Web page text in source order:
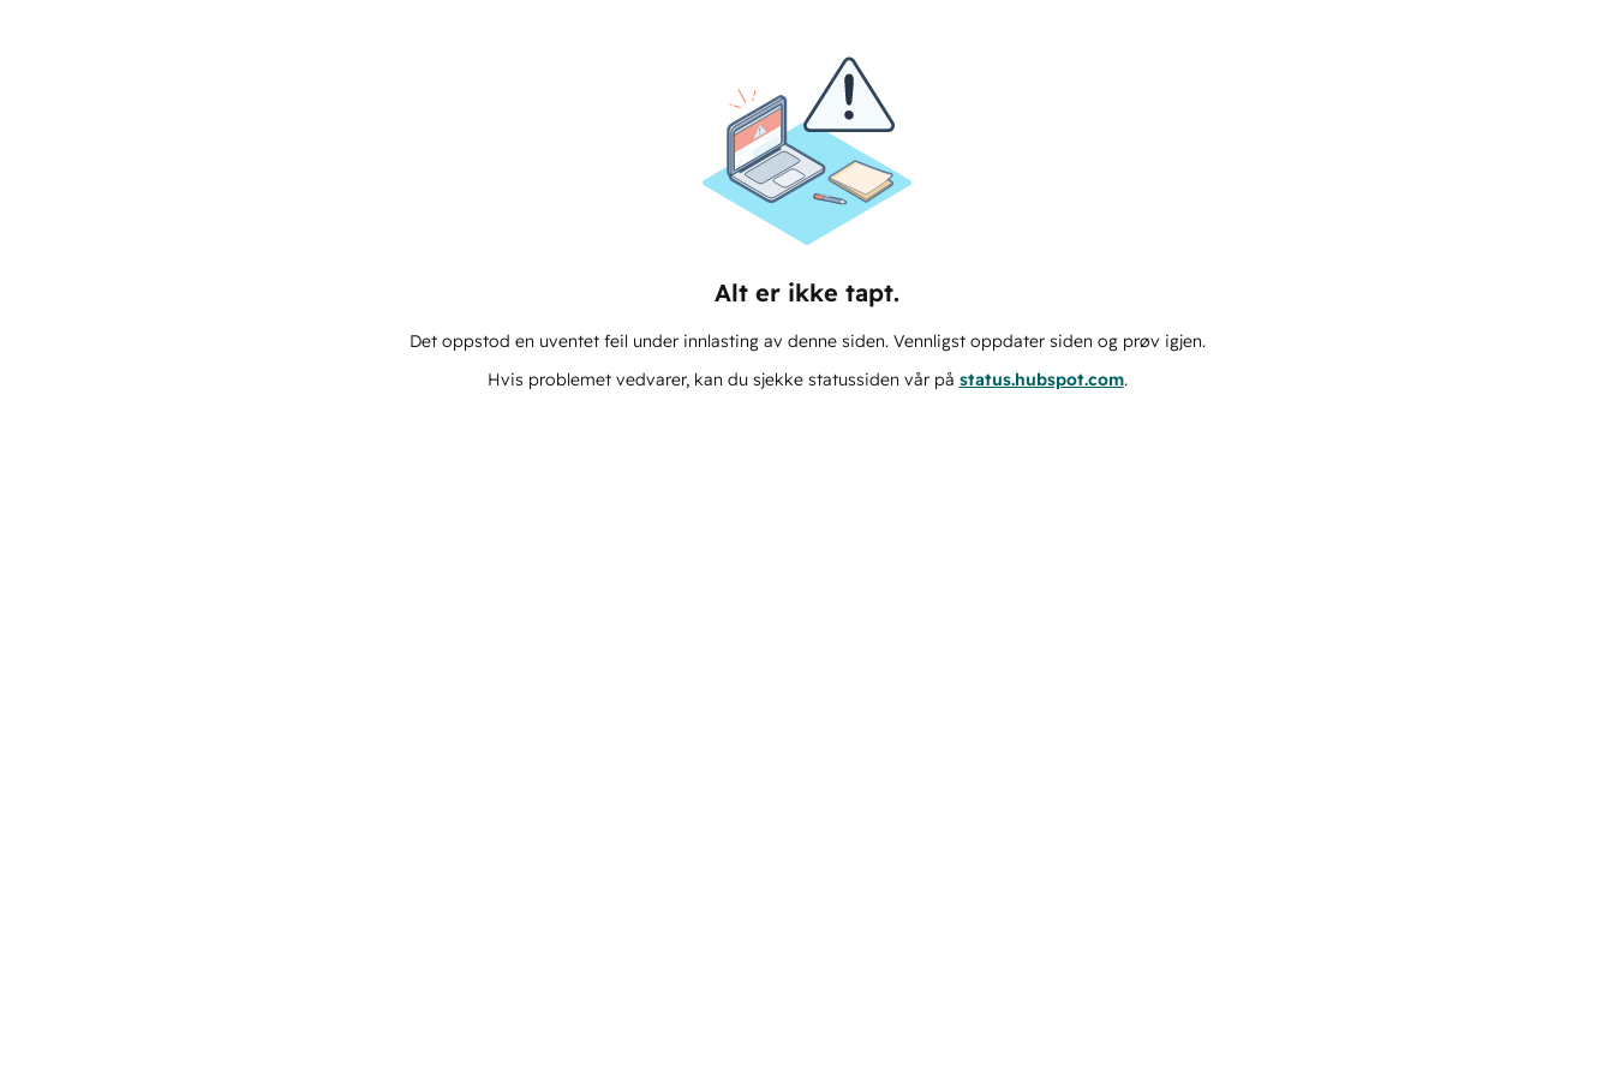
Alt er ikke tapt.
Det oppstod en uventet feil under innlasting av denne siden. Vennligst oppdater siden og prøv igjen.
Hvis problemet vedvarer, kan du sjekke statussiden vår på status.hubspot.com.